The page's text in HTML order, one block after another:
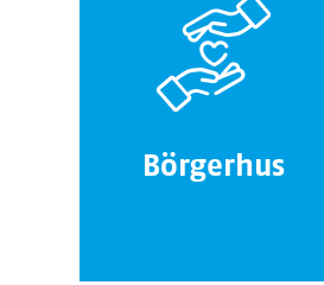
Börgerhus